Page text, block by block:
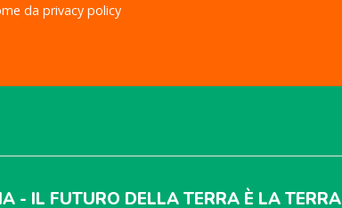
da privacy policy
- IL FUTURO DELLA TERRA È LA TERRA